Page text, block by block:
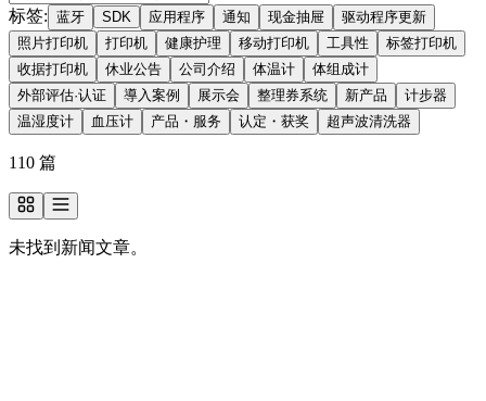
标签: 蓝牙 SDK 应用程序 通知 现金抽屉
驱动程序更新
照片打印机
打印机 健康护理 移动打印机 工具性
标签打印机
收据打印机
休业公告 公司介绍 体温计
体组成计
外部评估·认证
導入案例 展示会 整理券系统 新产品
计步器
温湿度计
血压计 产品・服务 认定・获奖 超声波清洗器
110 篇
未找到新闻文章。